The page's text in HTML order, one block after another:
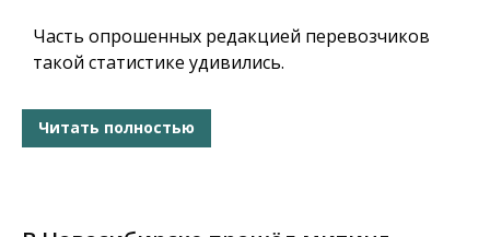
Часть опрошенных редакцией перевозчиков
такой статистике удивились.
Читать полностью